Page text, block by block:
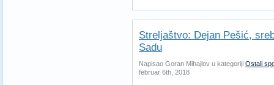
Streljaštvo: Dejan Pešić,
Sadu
Napisao Goran Mihajlov u kategoriji Ostali
februar 6th, 2018